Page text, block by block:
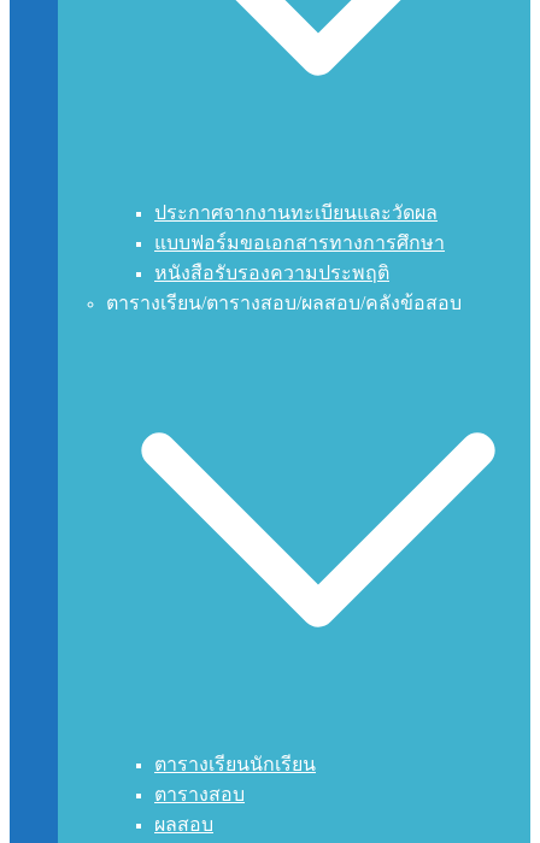
ประกาศจากงานทะเบียนและวัดผล
แบบฟอร์มขอเอกสารทางการศึกษา
หนังสือรับรองความประพฤติ
ตารางเรียน/ตารางสอบ/ผลสอบ/คลังข้อสอบ
ตารางเรียนนักเรียน
ตารางสอบ
ผลสอบ